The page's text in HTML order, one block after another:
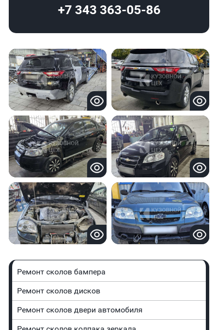
+7 343 363-05-86
Ремонт сколов бампера
Ремонт сколов дисков
Ремонт сколов двери автомобиля